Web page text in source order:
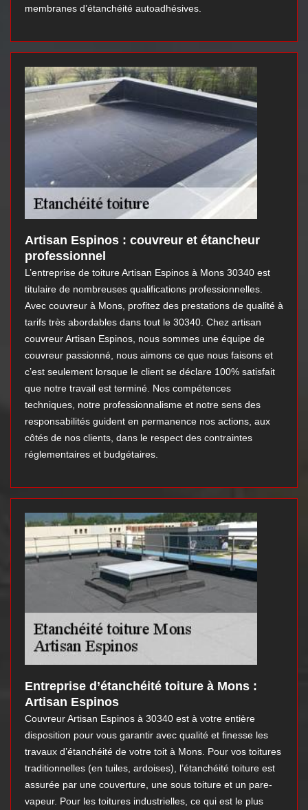
membranes d’étanchéité autoadhésives.
Artisan Espinos : couvreur et étancheur
professionnel
L’entreprise de toiture Artisan Espinos à Mons 30340 est
titulaire de nombreuses qualifications professionnelles.
Avec couvreur à Mons, profitez des prestations de qualité à
tarifs très abordables dans tout le 30340. Chez artisan
couvreur Artisan Espinos, nous sommes une équipe de
couvreur passionné, nous aimons ce que nous faisons et
c’est seulement lorsque le client se déclare 100% satisfait
que notre travail est terminé. Nos compétences
techniques, notre professionnalisme et notre sens des
responsabilités guident en permanence nos actions, aux
côtés de nos clients, dans le respect des contraintes
réglementaires et budgétaires.
Entreprise d’étanchéité toiture à Mons :
Artisan Espinos
Couvreur Artisan Espinos à 30340 est à votre entière
disposition pour vous garantir avec qualité et finesse les
travaux d’étanchéité de votre toit à Mons. Pour vos toitures
traditionnelles (en tuiles, ardoises), l’étanchéité toiture est
assurée par une couverture, une sous toiture et un pare-
vapeur. Pour les toitures industrielles, ce qui est le plus